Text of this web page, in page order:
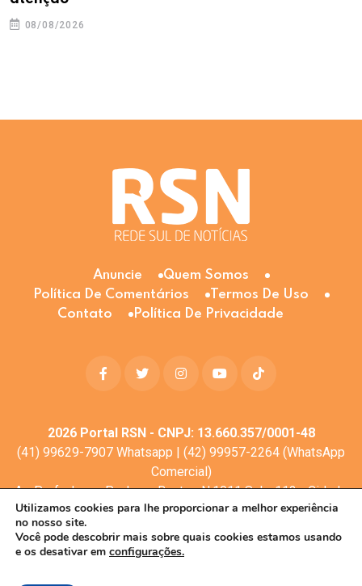
08/08/2026
Anuncie
Quem Somos
Política De Comentários
Termos De Uso
Contato
Política De Privacidade
2026Portal RSN - CNPJ: 13.660.357/0001-48
(41) 99629-7907 Whatsapp | (42) 99957-2264 (WhatsApp
Comercial)
Av. Profa. Laura Pacheco Bastos N:1011 Sala: 112 - Cidade
dos Lagos, Guarapuava - PR, 85053-525
© Todos os direitos reservados
Utilizamos cookies para lhe proporcionar a melhor experiência
no nosso site.
Você pode descobrir mais sobre quais cookies estamos usando
e os desativar em configurações.